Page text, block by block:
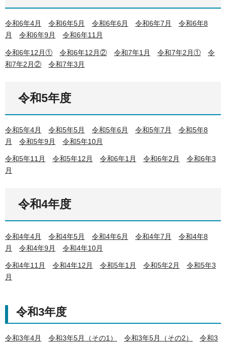
令和6年4月 令和6年5月 令和6年6月 令和6年7月
令和6年8
月
令和6年9月 令和6年11月
令和6年12月① 令和6年12月② 令和7年1月 令和7年2月①
令
和7年2月②
令和7年3月
令和5年度
令和5年4月 令和5年5月 令和5年6月 令和5年7月
令和5年8
月
令和5年9月 令和5年10月
令和5年11月 令和5年12月 令和6年1月 令和6年2月
令和6年3
月
令和4年度
令和4年4月 令和4年5月 令和4年6月 令和4年7月
令和4年8
月
令和4年9月 令和4年10月
令和4年11月 令和4年12月 令和5年1月 令和5年2月
令和5年3
月
令和3年度
令和3年4月 令和3年5月（その1） 令和3年5月（その2）
令和3